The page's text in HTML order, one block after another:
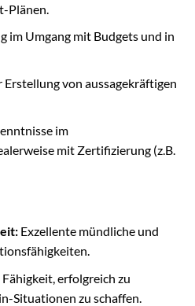
Plänen.
im Umgang mit Budgets und in
von aussagekräftigen
im
mit Zertifizierung (z.B.
Exzellente mündliche und
Fähigkeit, erfolgreich zu
Situationen zu schaffen.